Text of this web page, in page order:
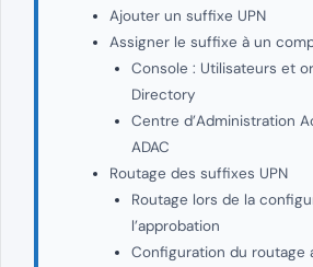
Ajouter un suffixe UPN
Assigner le suffixe à un
Console : Utilisateurs et
Directory
Centre d’Administration
ADAC
Routage des suffixes UPN
Routage lors de la
l’approbation
Configuration du routage